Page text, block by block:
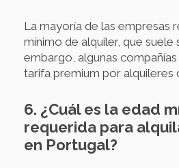
La mayoría de las empresas
mínimo de alquiler, que suele
embargo, algunas
tarifa premium por alquileres
6. ¿Cuál es la edad
requerida para
en Portugal?